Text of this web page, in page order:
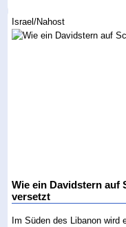
Israel/Nahost
Wie ein Davidstern auf
versetzt
Im Süden des Libanon wird